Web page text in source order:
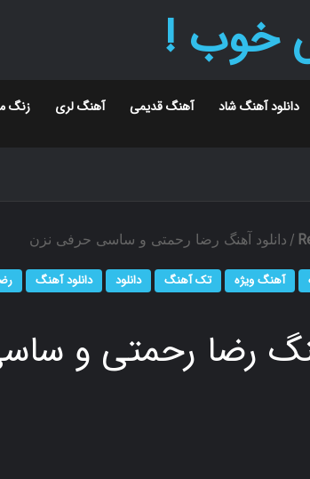
خوب !
دانلود آهنگ شاد آهنگ قدیمی آهنگ لری زنگ
/ دانلود آهنگ رضا رحمتی و ساسی حرفی نزن
آهنگ ویژه تک آهنگ دانلود دانلود آهنگ
رضا رحمتی و